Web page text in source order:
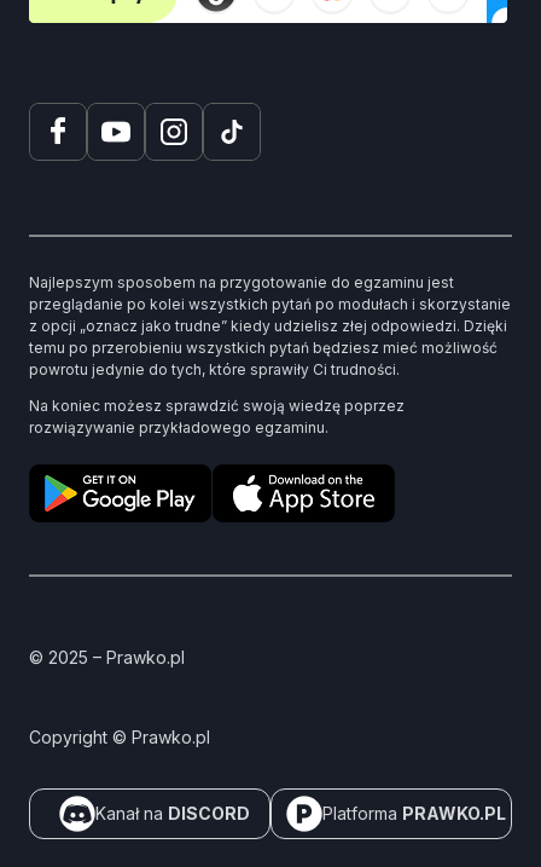
Najlepszym sposobem na przygotowanie do egzaminu jest
przeglądanie po kolei wszystkich pytań po modułach i skorzystanie
z opcji „oznacz jako trudne” kiedy udzielisz złej odpowiedzi. Dzięki
temu po przerobieniu wszystkich pytań będziesz mieć możliwość
powrotu jedynie do tych, które sprawiły Ci trudności.
Na koniec możesz sprawdzić swoją wiedzę poprzez
rozwiązywanie przykładowego egzaminu.
© 2025 – Prawko.pl
Copyright © Prawko.pl
Kanał na DISCORD Platforma PRAWKO.PL